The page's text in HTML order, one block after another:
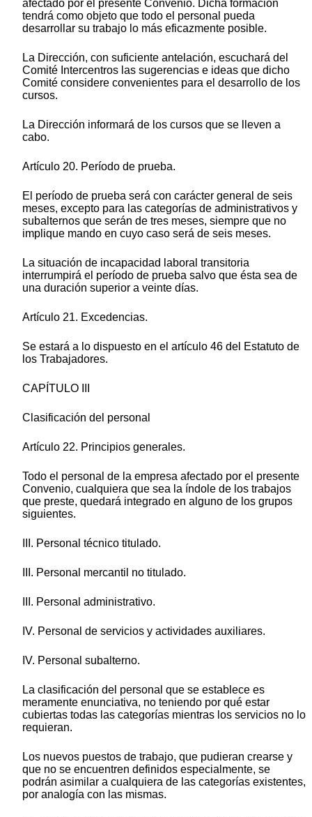
afectado por el presente Convenio. Dicha formación
tendrá como objeto que todo el personal pueda
desarrollar su trabajo lo más eficazmente posible.
La Dirección, con suficiente antelación, escuchará del
Comité Intercentros las sugerencias e ideas que dicho
Comité considere convenientes para el desarrollo de los
cursos.
La Dirección informará de los cursos que se lleven a
cabo.
Artículo 20. Período de prueba.
El período de prueba será con carácter general de seis
meses, excepto para las categorías de administrativos y
subalternos que serán de tres meses, siempre que no
implique mando en cuyo caso será de seis meses.
La situación de incapacidad laboral transitoria
interrumpirá el período de prueba salvo que ésta sea de
una duración superior a veinte días.
Artículo 21. Excedencias.
Se estará a lo dispuesto en el artículo 46 del Estatuto de
los Trabajadores.
CAPÍTULO III
Clasificación del personal
Artículo 22. Principios generales.
Todo el personal de la empresa afectado por el presente
Convenio, cualquiera que sea la índole de los trabajos
que preste, quedará integrado en alguno de los grupos
siguientes.
III. Personal técnico titulado.
III. Personal mercantil no titulado.
III. Personal administrativo.
IV. Personal de servicios y actividades auxiliares.
IV. Personal subalterno.
La clasificación del personal que se establece es
meramente enunciativa, no teniendo por qué estar
cubiertas todas las categorías mientras los servicios no lo
requieran.
Los nuevos puestos de trabajo, que pudieran crearse y
que no se encuentren definidos especialmente, se
podrán asimilar a cualquiera de las categorías existentes,
por analogía con las mismas.